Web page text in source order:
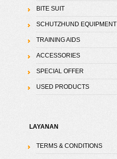
BITE SUIT
SCHUTZHUND EQUIPMENT
TRAINING AIDS
ACCESSORIES
SPECIAL OFFER
USED PRODUCTS
LAYANAN
TERMS & CONDITIONS